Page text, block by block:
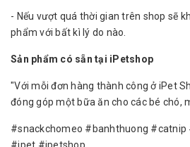
- Nếu vượt quá thời gian trên shop sẽ
phẩm với bất kì lý do nào.
Sản phẩm có sẵn tại iPetshop
"Với mỗi đơn hàng thành công ở iPet
đóng góp một bữa ăn cho các bé chó,
#snackchomeo #banhthuong #catnip